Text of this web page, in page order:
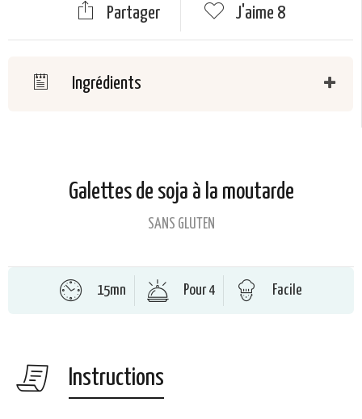
Partager J'aime 8
Ingrédients
Galettes de soja à la moutarde
SANS GLUTEN
15mn Pour 4 Facile
Instructions